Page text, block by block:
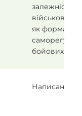
залежність
як форма
бойових дій
Написання